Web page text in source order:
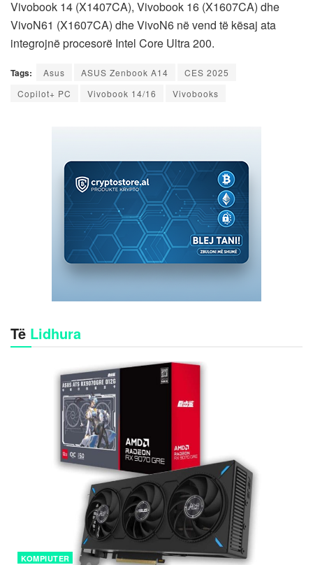
Vivobook 14 (X1407CA), Vivobook 16 (X1607CA) dhe
VivoN61 (X1607CA) dhe VivoN6 në vend të kësaj ata
integrojnë procesorë Intel Core Ultra 200.
Tags: Asus ASUS Zenbook A14
CES 2025
Copilot+ PC
Vivobook 14/16 Vivobooks
Të Lidhura
KOMPIUTER